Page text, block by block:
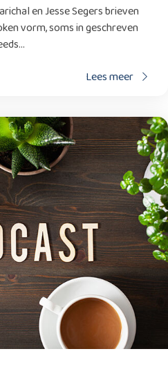
en Jesse Segers brieven
vorm, soms in geschreven
Lees meer